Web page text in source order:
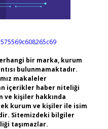
bir marka, kurum
bulunmamaktadır.
makaleler
içerikler haber niteliği
ve kişiler hakkında
kurum ve kişiler ile isim
Sitemizdeki bilgiler
taşımazlar.